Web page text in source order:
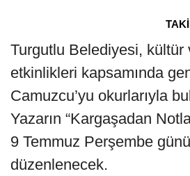
Turgutlu Belediyesi, kültür
etkinlikleri kapsamında
Camuzcu’yu okurlarıyla
Yazarın “Kargaşadan
9 Temmuz Perşembe
düzenlenecek.